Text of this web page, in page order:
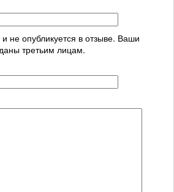
не опубликуется в отзыве. Ваши
третьим лицам.